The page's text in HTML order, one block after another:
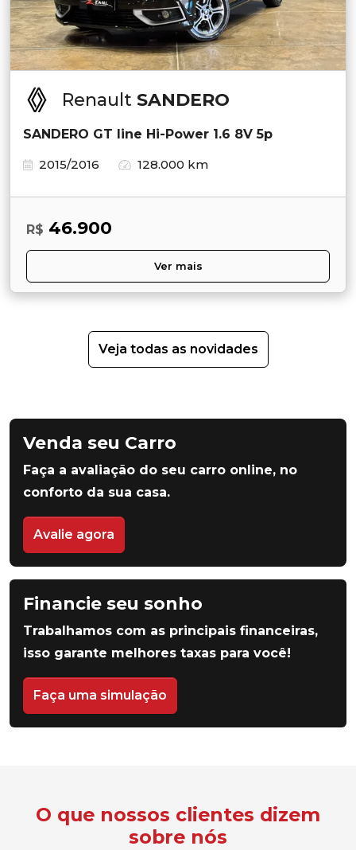
Renault SANDERO
SANDERO GT line Hi-Power 1.6 8V 5p
2015/2016
128.000 km
R$ 46.900
Ver mais
Veja todas as novidades
Venda seu Carro
Faça a avaliação do seu carro online, no
conforto da sua casa.
Avalie agora
Financie seu sonho
Trabalhamos com as principais financeiras,
isso garante melhores taxas para você!
Faça uma simulação
O que nossos clientes dizem
sobre nós